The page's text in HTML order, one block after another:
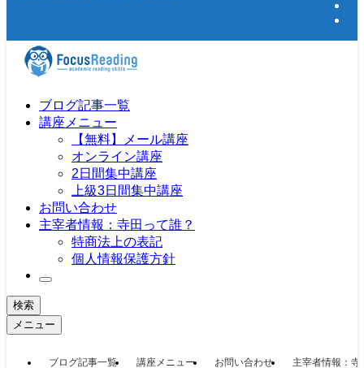
ブログ記事一覧
講座メニュー
【無料】メール講座
オンライン講座
2日間集中講座
上級3日間集中講座
お問い合わせ
主宰者情報：寺田って誰？
特商法上の表記
個人情報保護方針
検索
メニュー
ブログ記事一覧 講座メニュー お問い合わせ 主宰者情報：寺